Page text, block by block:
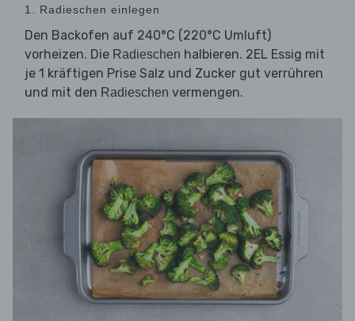
1. Radieschen einlegen
Den Backofen auf 240°C (220°C Umluft)
vorheizen. Die Radieschen halbieren. 2EL Essig mit
je 1 kräftigen Prise Salz und Zucker gut verrühren
und mit den Radieschen vermengen.